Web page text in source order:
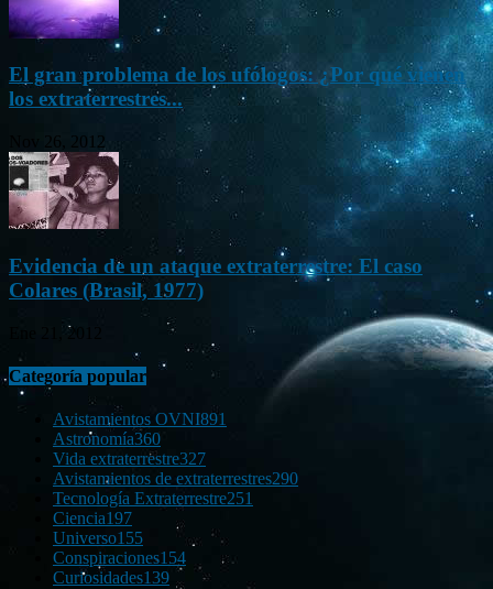
El gran problema de los ufólogos: ¿Por qué vienen
los extraterrestres...
Nov 26, 2012
Evidencia de un ataque extraterrestre: El caso
Colares (Brasil, 1977)
Ene 21, 2012
Categoría popular
Avistamientos OVNI891
Astronomía360
Vida extraterrestre327
Avistamientos de extraterrestres290
Tecnología Extraterrestre251
Ciencia197
Universo155
Conspiraciones154
Curiosidades139